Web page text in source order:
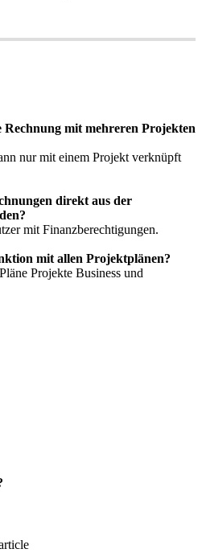
Rechnung mit mehreren Projekten
nur mit einem Projekt verknüpft
direkt aus der
?
mit Finanzberechtigungen.
mit allen Projektplänen?
Pläne Projekte Business und